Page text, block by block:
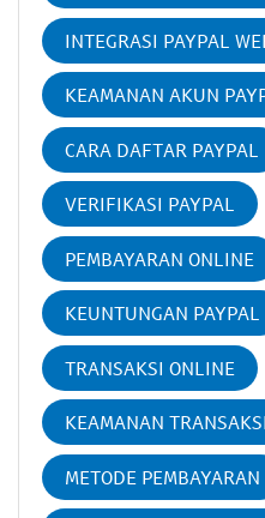
INTEGRASI PAYPAL
KEAMANAN AKUN
CARA DAFTAR PAYPAL
VERIFIKASI PAYPAL
PEMBAYARAN ONLINE
KEUNTUNGAN PAYPAL
TRANSAKSI ONLINE
KEAMANAN TRANSAKSI
METODE PEMBAYARAN